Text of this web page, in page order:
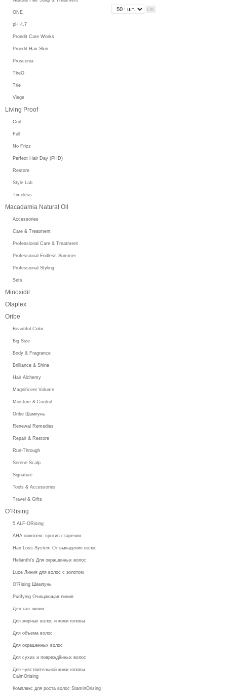
ONE
pH 4.7
Proedit Care Works
Proedit Hair Skin
Proscenia
TheO
Trie
Viege
Living Proof
Curl
Full
No Frizz
Perfect Hair Day (PHD)
Restore
Style Lab
Timeless
Macadamia Natural Oil
Accessories
Care & Treatment
Professional Care & Treatment
Professional Endless Summer
Professional Styling
Sets
Minoxidil
Olaplex
Oribe
Beautiful Color
Big Size
Body & Fragrance
Brilliance & Shine
Hair Alchemy
Magnificent Volume
Moisture & Control
Oribe Шампунь
Renewal Remedies
Repair & Restore
Run-Through
Serene Scalp
Signature
Tools & Accessories
Travel & Gifts
O’Rising
5 ALF-ORising
AHA комплекс против старения
Hair Loss System От выпадения волос
Helianthi's Для окрашенных волос
Luce Линия для волос с золотом
O’Rising Шампунь
Purifying Очищающая линия
Детская линия
Для жирных волос и кожи головы
Для объема волос
Для окрашенных волос
Для сухих и повреждённых волос
Для чувствительной кожи головы
CalmOrising
Комплекс для роста волос StaminOrising